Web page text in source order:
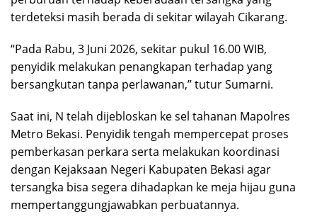
terdeteksi masih berada di sekitar wilayah Cikarang.
“Pada Rabu, 3 Juni 2026, sekitar pukul 16.00 WIB,
penyidik melakukan penangkapan terhadap yang
bersangkutan tanpa perlawanan,” tutur Sumarni.
Saat ini, N telah dijebloskan ke sel tahanan Mapolres
Metro Bekasi. Penyidik tengah mempercepat proses
pemberkasan perkara serta melakukan koordinasi
dengan Kejaksaan Negeri Kabupaten Bekasi agar
tersangka bisa segera dihadapkan ke meja hijau guna
mempertanggungjawabkan perbuatannya.